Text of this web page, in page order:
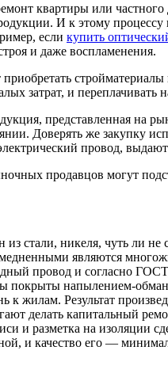
квартиры или
И к этому процессу
если купить
и даже воспламенения.
затрат, и
представленная на
Доверять же закупку
провод, выдают
продавцов могут
стали, никеля, чуть ли
являются
провод и согласно
напылением-
к жилам. Результат
делать капитальный
и разметка на изоляции
и качество его —